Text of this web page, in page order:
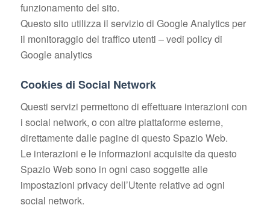
funzionamento del sito.
Questo sito utilizza il servizio di Google Analytics per
il monitoraggio del traffico utenti – vedi policy di
Google analytics
Cookies di Social Network
Questi servizi permettono di effettuare interazioni con
i social network, o con altre piattaforme esterne,
direttamente dalle pagine di questo Spazio Web.
Le interazioni e le informazioni acquisite da questo
Spazio Web sono in ogni caso soggette alle
impostazioni privacy dell’Utente relative ad ogni
social network.